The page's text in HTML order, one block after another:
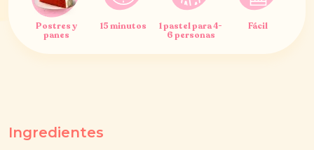
Postres y
panes
15 minutos
1 pastel para 4-
6 personas
Fácil
Ingredientes